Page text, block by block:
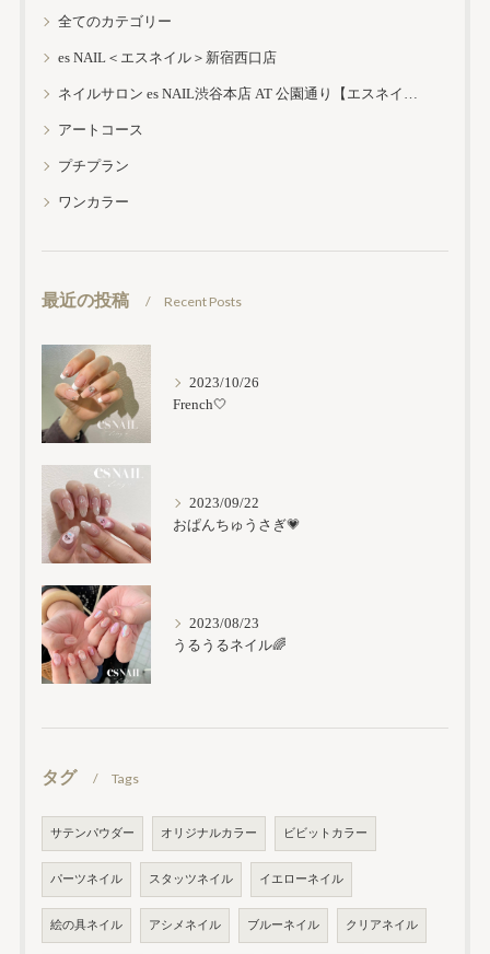
全てのカテゴリー
es NAIL＜エスネイル＞新宿西口店
ネイルサロン es NAIL渋谷本店 AT 公園通り【エスネイル渋谷本店】
アートコース
プチプラン
ワンカラー
最近の投稿 Recent Posts
2023/10/26
French🤍
2023/09/22
おぱんちゅうさぎ💗
2023/08/23
うるうるネイル🌈
タグ Tags
サテンパウダー オリジナルカラー ビビットカラー
パーツネイル スタッツネイル イエローネイル
絵の具ネイル アシメネイル ブルーネイル クリアネイル